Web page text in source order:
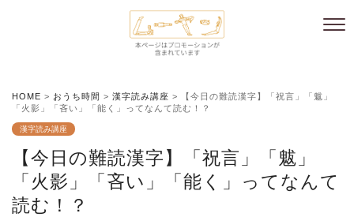
HOME > おうち時間 > 漢字読み講座 >
【今日の難読漢字】「祝言」「魃」
「火影」「吝い」「能く」ってなんて読む！？
漢字読み講座
【今日の難読漢字】「祝言」「魃」
「火影」「吝い」「能く」ってなんて
読む！？